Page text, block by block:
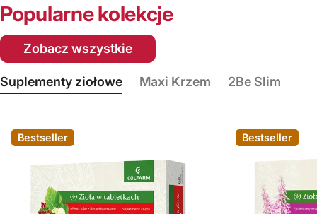
Popularne kolekcje
Zobacz wszystkie
Suplementy ziołowe Maxi Krzem 2Be Slim
Bestseller Bestseller